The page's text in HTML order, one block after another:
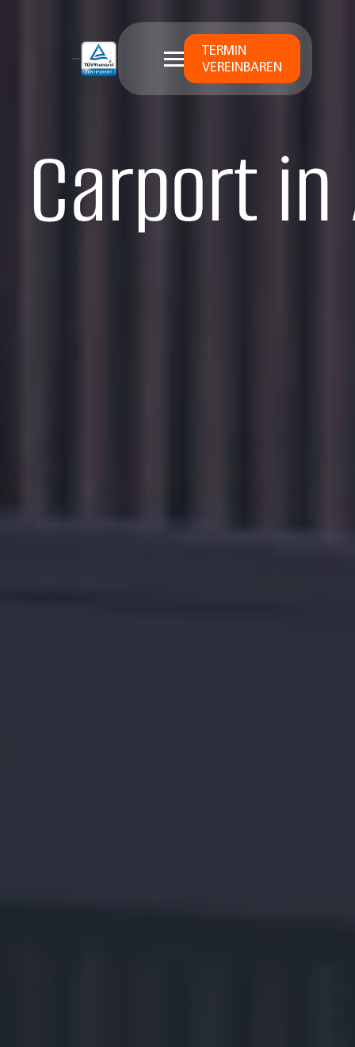
TERMIN
VEREINBAREN
Carport